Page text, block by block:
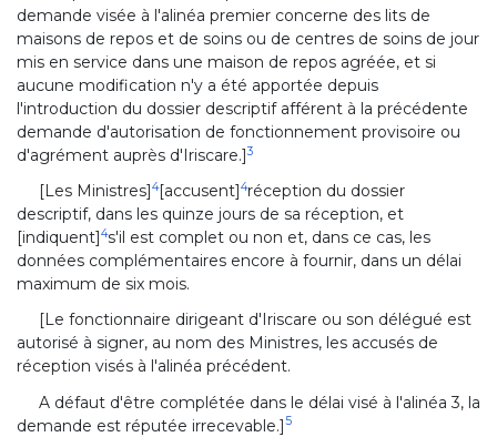
demande visée à l'alinéa premier concerne des lits de
maisons de repos et de soins ou de centres de soins de jour
mis en service dans une maison de repos agréée, et si
aucune modification n'y a été apportée depuis
l'introduction du dossier descriptif afférent à la précédente
demande d'autorisation de fonctionnement provisoire ou
d'agrément auprès d'Iriscare.]3
[Les Ministres]4[accusent]4réception du dossier
descriptif, dans les quinze jours de sa réception, et
[indiquent]4s'il est complet ou non et, dans ce cas, les
données complémentaires encore à fournir, dans un délai
maximum de six mois.
[Le fonctionnaire dirigeant d'Iriscare ou son délégué est
autorisé à signer, au nom des Ministres, les accusés de
réception visés à l'alinéa précédent.
A défaut d'être complétée dans le délai visé à l'alinéa 3, la
demande est réputée irrecevable.]5